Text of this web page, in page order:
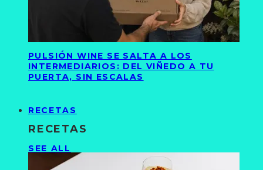
PULSIÓN WINE SE SALTA A LOS
INTERMEDIARIOS: DEL VIÑEDO A TU
PUERTA, SIN ESCALAS
RECETAS
RECETAS
SEE ALL